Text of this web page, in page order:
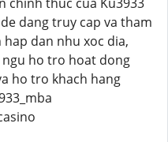
dang truy cap va tham
dan nhu xoc dia,
ngu ho tro hoat dong
ho tro khach hang